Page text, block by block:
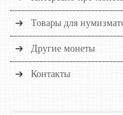
Товары для
Другие монеты
Контакты